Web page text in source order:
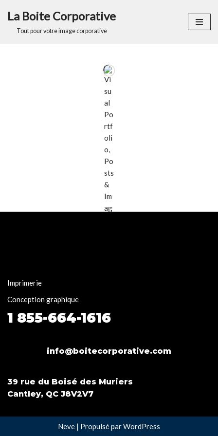
Aller
La Boite Corporative
Tout pour votre image corporative
Imprimerie
Conception graphique
1 855-664-1616
info@boitecorporative.com
39 rue du Boisé des Muriers
Cantley, QC J8V2V7
Neve | Propulsé parWordPress